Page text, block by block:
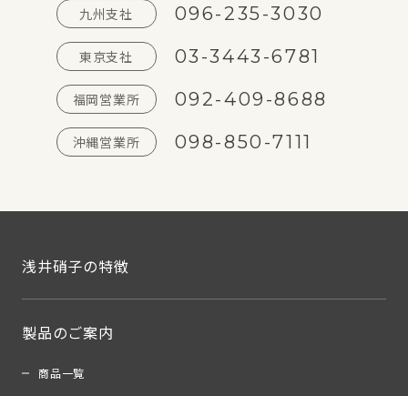
九州支社 096-235-3030
東京支社 03-3443-6781
福岡営業所 092-409-8688
沖縄営業所 098-850-7111
浅井硝子の特徴
製品のご案内
商品一覧